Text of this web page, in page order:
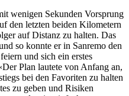
wenigen Sekunden Vorsprung
den letzten beiden Kilometern
auf Distanz zu halten. Das
so konnte er in Sanremo den
und sich ein erstes
Plan lautete von Anfang an,
bei den Favoriten zu halten
zu geben und Risiken